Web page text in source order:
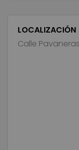
LOCALIZACIÓN
Calle